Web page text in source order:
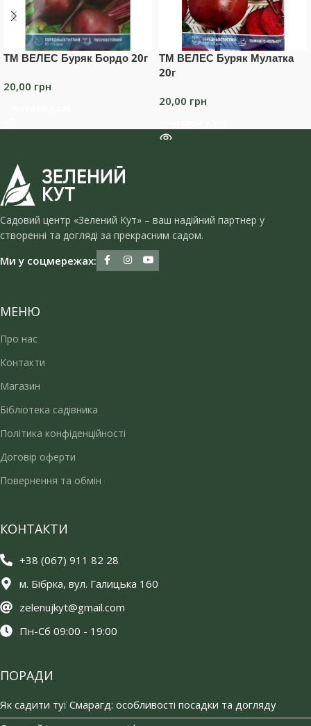
ТМ ВЕЛЕС Буряк Бордо 20г
20,00 грн
ТМ ВЕЛЕС Буряк Мулатка
20г
20,00 грн
Садовий центр «Зелений Кут» – ваш надійний партнер у
створенні та догляді за прекрасним садом.
Ми у соцмережах:
МЕНЮ
Про нас
Контакти
Магазин
Бібліотека садівника
Політика конфіденційності
Договір оферти
Повернення та обмін
КОНТАКТИ
+38 (067) 911 82 28
м. Бібрка, вул. Галицька 160
zelenujkyt@gmail.com
Пн-Сб 09:00 - 19:00
ПОРАДИ
Як садити туї Смарагд: особливості посадки та догляду